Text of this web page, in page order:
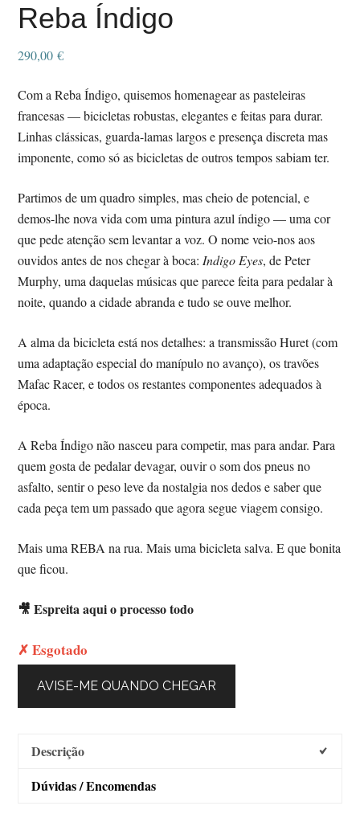
Reba Índigo
290,00€
Com a Reba Índigo, quisemos homenagear as pasteleiras
francesas — bicicletas robustas, elegantes e feitas para durar.
Linhas clássicas, guarda-lamas largos e presença discreta mas
imponente, como só as bicicletas de outros tempos sabiam ter.
Partimos de um quadro simples, mas cheio de potencial, e
demos-lhe nova vida com uma pintura azul índigo — uma cor
que pede atenção sem levantar a voz. O nome veio-nos aos
ouvidos antes de nos chegar à boca: Indigo Eyes, de Peter
Murphy, uma daquelas músicas que parece feita para pedalar à
noite, quando a cidade abranda e tudo se ouve melhor.
A alma da bicicleta está nos detalhes: a transmissão Huret (com
uma adaptação especial do manípulo no avanço), os travões
Mafac Racer, e todos os restantes componentes adequados à
época.
A Reba Índigo não nasceu para competir, mas para andar. Para
quem gosta de pedalar devagar, ouvir o som dos pneus no
asfalto, sentir o peso leve da nostalgia nos dedos e saber que
cada peça tem um passado que agora segue viagem consigo.
Mais uma REBA na rua. Mais uma bicicleta salva. E que bonita
que ficou.
🎥 Espreita aqui o processo todo
✗ Esgotado
AVISE-ME QUANDO CHEGAR
Descrição
Dúvidas / Encomendas